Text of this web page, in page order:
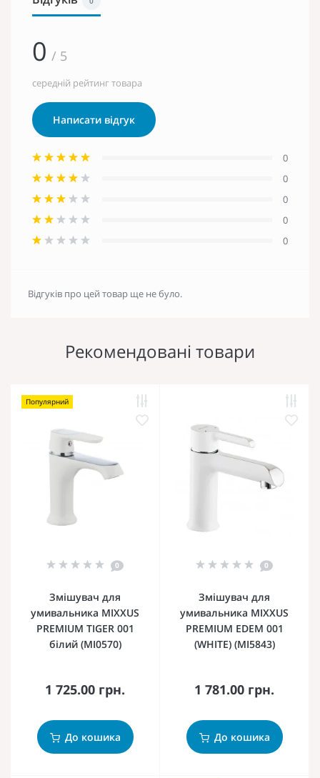
0 / 5
середній рейтинг товара
Написати відгук
0
0
0
0
0
Відгуків про цей товар ще не було.
Рекомендовані товари
Популярний
0
Змішувач для
умивальника MIXXUS
PREMIUM TIGER 001
білий (MI0570)
1 725.00 грн.
До кошика
0
Змішувач для
умивальника MIXXUS
PREMIUM EDEM 001
(WHITE) (MI5843)
1 781.00 грн.
До кошика